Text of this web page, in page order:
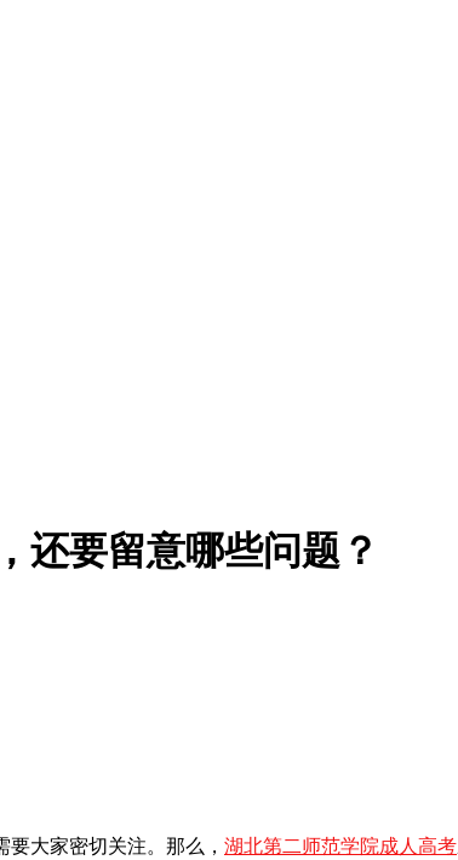
还要留意哪些问题？
大家密切关注。那么， 湖北第二师范学院成人高考